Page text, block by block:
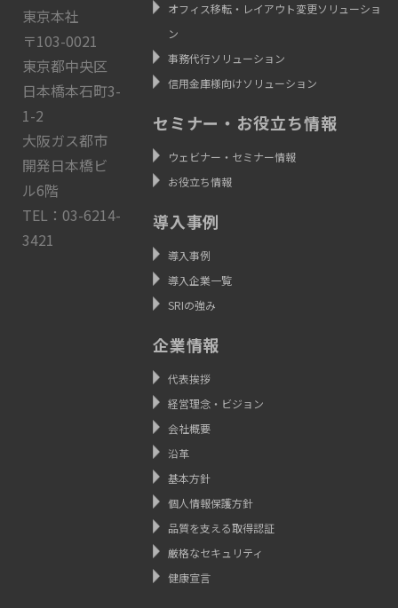
東京本社
〒103-0021
東京都中央区
日本橋本石町3-
1-2
大阪ガス都市
開発日本橋ビ
ル6階
TEL：03-6214-
3421
オフィス移転・レイアウト変更ソリューショ
ン
事務代行ソリューション
信用金庫様向けソリューション
セミナー・お役立ち情報
ウェビナー・セミナー情報
お役立ち情報
導入事例
導入事例
導入企業一覧
SRIの強み
企業情報
代表挨拶
経営理念・ビジョン
会社概要
沿革
基本方針
個人情報保護方針
品質を支える取得認証
厳格なセキュリティ
健康宣言